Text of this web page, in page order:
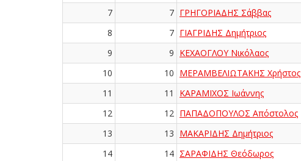
7
7 ΓΡΗΓΟΡΙΑΔΗΣ Σάββας
8
7 ΓΙΑΓΡΙΔΗΣ Δημήτριος
9
9 ΚΕΧΑΟΓΛΟΥ Νικόλαος
10
10 ΜΕΡΑΜΒΕΛΙΩΤΑΚΗΣ Χρήστος
11
11 ΚΑΡΑΜΙΧΟΣ Ιωάννης
12
12 ΠΑΠΑΔΟΠΟΥΛΟΣ Απόστολος
13
13 ΜΑΚΑΡΙΔΗΣ Δημήτριος
14
14 ΣΑΡΑΦΙΔΗΣ Θεόδωρος